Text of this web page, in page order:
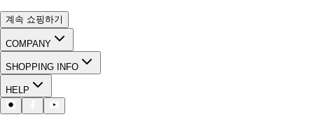
계속 쇼핑하기
COMPANY
SHOPPING INFO
HELP